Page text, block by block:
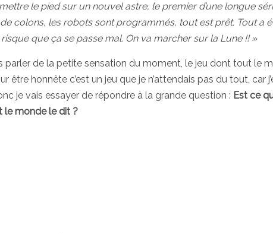
mettre le pied sur un nouvel astre, le premier d’une longue
colons, les robots sont programmés, tout est prêt. Tout a
risque que ça se passe mal. On va marcher sur la Lune !! »
parler de la petite sensation du moment, le jeu dont tout le
être honnête c’est un jeu que je n’attendais pas du tout, car
je vais essayer de répondre à la grande question : Est ce
le monde le dit ?